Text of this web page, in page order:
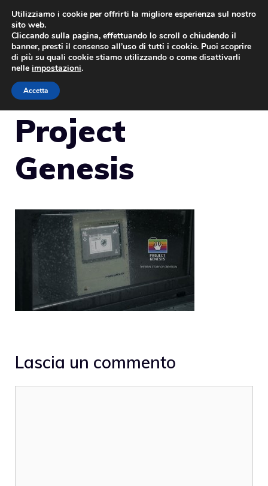
Vai
contenuto
Project
Genesis
Lascia un commento
Utilizziamo i cookie per offrirti la migliore esperienza sul nostro
sito web.
Cliccando sulla pagina, effettuando lo scroll o chiudendo il
banner, presti il consenso all’uso di tutti i cookie. Puoi scoprire
di più su quali cookie stiamo utilizzando o come disattivarli
nelle impostazioni.
Accetta